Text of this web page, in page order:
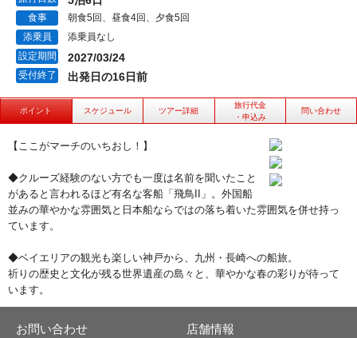
食事
朝食5回、昼食4回、夕食5回
添乗員
添乗員なし
設定期間
2027/03/24
受付終了 出発日の16日前
ポイント スケジュール ツアー詳細
旅行代金
・申込み
問い合わせ
【ここがマーチのいちおし！】
◆クルーズ経験のない方でも一度は名前を聞いたこと
があると言われるほど有名な客船「飛鳥II」。外国船
並みの華やかな雰囲気と日本船ならではの落ち着いた雰囲気を併せ持っ
ています。
◆ベイエリアの観光も楽しい神戸から、九州・長崎への船旅。
祈りの歴史と文化が残る世界遺産の島々と、華やかな春の彩りが待って
います。
お問い合わせ 店舗情報